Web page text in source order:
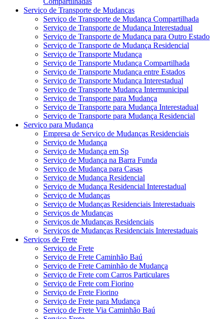
Serviço de Transporte de Mudanças
Serviço de Transporte de Mudança Compartilhada
Serviço de Transporte de Mudança Interestadual
Serviço de Transporte de Mudança para Outro Estado
Serviço de Transporte de Mudança Residencial
Serviço de Transporte Mudança
Serviço de Transporte Mudança Compartilhada
Serviço de Transporte Mudança entre Estados
Serviço de Transporte Mudança Interestadual
Serviço de Transporte Mudança Intermunicipal
Serviço de Transporte para Mudança
Serviço de Transporte para Mudança Interestadual
Serviço de Transporte para Mudança Residencial
Serviço para Mudança
Empresa de Serviço de Mudanças Residenciais
Serviço de Mudança
Serviço de Mudança em Sp
Serviço de Mudança na Barra Funda
Serviço de Mudança para Casas
Serviço de Mudança Residencial
Serviço de Mudança Residencial Interestadual
Serviço de Mudanças
Serviço de Mudanças Residenciais Interestaduais
Serviços de Mudanças
Serviços de Mudanças Residenciais
Serviços de Mudanças Residenciais Interestaduais
Serviços de Frete
Serviço de Frete
Serviço de Frete Caminhão Baú
Serviço de Frete Caminhão de Mudança
Serviço de Frete com Carros Particulares
Serviço de Frete com Fiorino
Serviço de Frete Fiorino
Serviço de Frete para Mudança
Serviço de Frete Via Caminhão Baú